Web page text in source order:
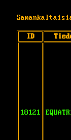
ID
18121